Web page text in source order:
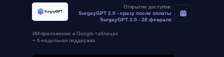
ИИ-приложение в Google-таблицах
+ 6-недельная поддержка
Открытие доступов:
SurgayGPT 2.0 - сразу после оплаты
SurgayGPT 3.0 - 28 февраля